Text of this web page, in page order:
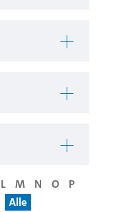
L M N O
P
Alle